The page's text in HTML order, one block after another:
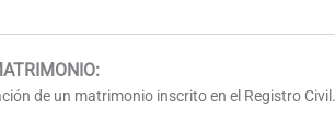
de un matrimonio inscrito en el Registro Civil.